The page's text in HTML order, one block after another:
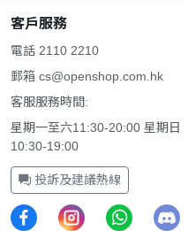
客戶服務
電話 2110 2210
郵箱 cs@openshop.com.hk
客服服務時間:
星期一至六11:30-20:00 星期日
10:30-19:00
投訴及建議熱線